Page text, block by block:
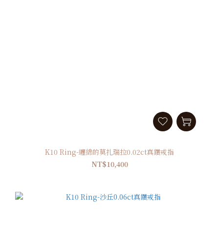
K10 Ring-纏綿的莫扎瑞拉0.02ct真鑽戒指
NT$10,400